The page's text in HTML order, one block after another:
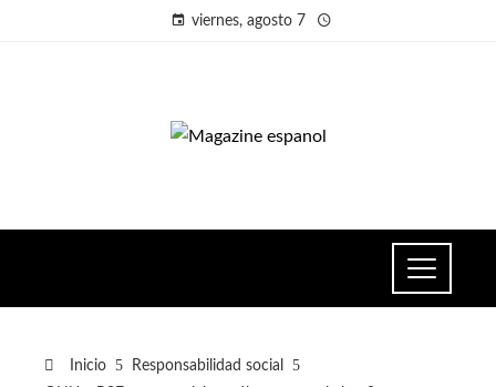
viernes, agosto 7
Inicio
Responsabilidad social